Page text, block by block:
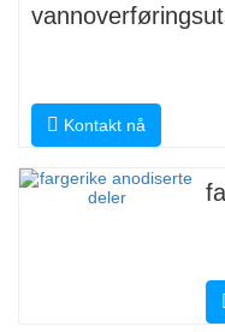
Kontakt nå